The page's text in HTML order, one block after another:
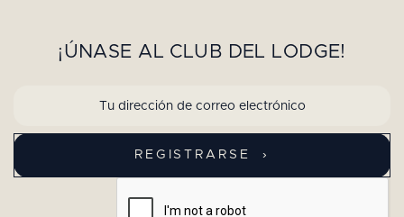
¡ÚNASE AL CLUB DEL LODGE!